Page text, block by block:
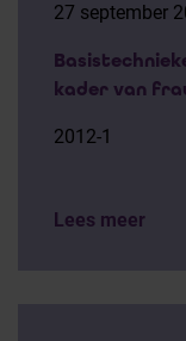
27 september
kader van
2012-1
Lees meer